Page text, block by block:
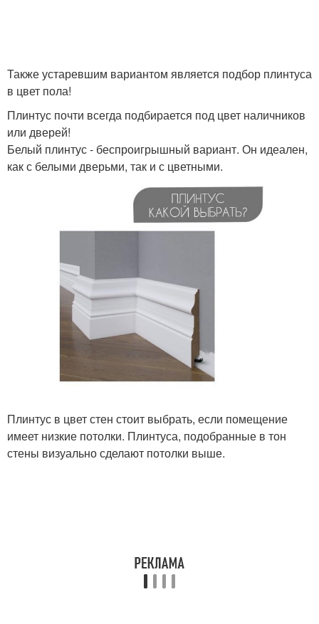
Также устаревшим вариантом является подбор плинтуса
в цвет пола!
Плинтус почти всегда подбирается под цвет наличников
или дверей!
Белый плинтус - беспроигрышный вариант. Он идеален,
как с белыми дверьми, так и с цветными.
Плинтус в цвет стен стоит выбрать, если помещение
имеет низкие потолки. Плинтуса, подобранные в тон
стены визуально сделают потолки выше.